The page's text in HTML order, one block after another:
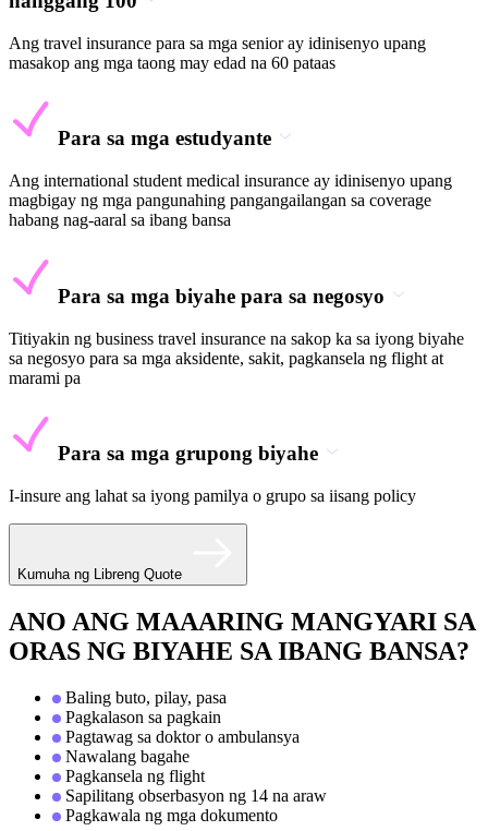
Ang travel insurance para sa mga senior ay idinisenyo upang
masakop ang mga taong may edad na 60 pataas
Para sa mga estudyante
Ang international student medical insurance ay idinisenyo upang
magbigay ng mga pangunahing pangangailangan sa coverage
habang nag-aaral sa ibang bansa
Para sa mga biyahe para sa negosyo
Titiyakin ng business travel insurance na sakop ka sa iyong biyahe
sa negosyo para sa mga aksidente, sakit, pagkansela ng flight at
marami pa
Para sa mga grupong biyahe
I-insure ang lahat sa iyong pamilya o grupo sa iisang policy
Kumuha ng Libreng Quote
ANO ANG MAAARING MANGYARI SA
ORAS NG BIYAHE SA IBANG BANSA?
Baling buto, pilay, pasa
Pagkalason sa pagkain
Pagtawag sa doktor o ambulansya
Nawalang bagahe
Pagkansela ng flight
Sapilitang obserbasyon ng 14 na araw
Pagkawala ng mga dokumento